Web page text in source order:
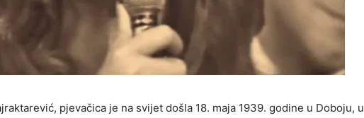
pjevačica je na svijet došla 18. maja 1939. godine u Doboju, u